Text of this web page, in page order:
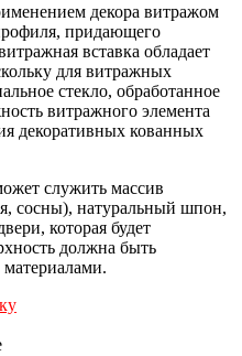
декора витражом
придающего
вставка обладает
для витражных
стекло, обработанное
витражного элемента
декоративных кованных
служить массив
сосны), натуральный шпон,
которая будет
должна быть